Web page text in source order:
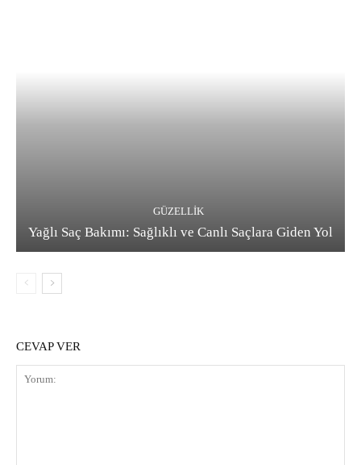
GÜZELLIK
Yağlı Saç Bakımı: Sağlıklı ve Canlı Saçlara Giden Yol
CEVAP VER